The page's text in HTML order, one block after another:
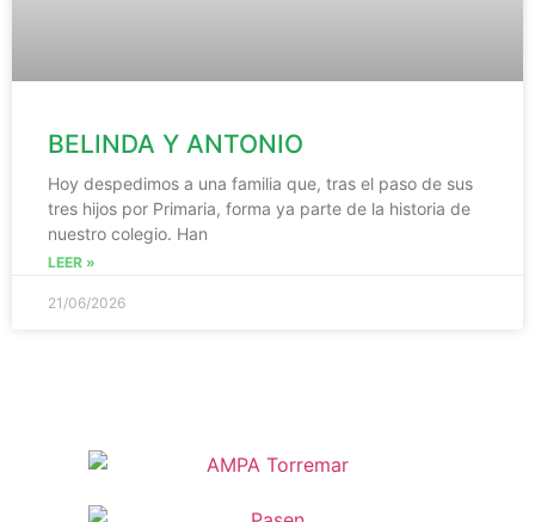
BELINDA Y ANTONIO
Hoy despedimos a una familia que, tras el paso de sus
tres hijos por Primaria, forma ya parte de la historia de
nuestro colegio. Han
LEER »
21/06/2026